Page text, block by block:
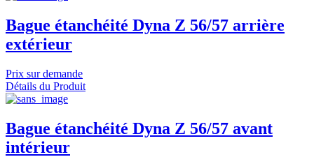
Bague étanchéité Dyna Z 56/57 arrière
extérieur
Prix sur demande
Détails du Produit
Bague étanchéité Dyna Z 56/57 avant
intérieur